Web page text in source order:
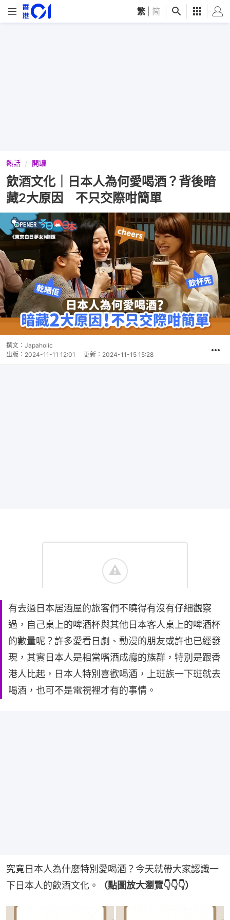
繁 简
熱話 開罐
飲酒文化｜日本人為何愛喝酒？背後暗
藏2大原因 不只交際咁簡單
撰文： Japaholic
出版： 2024-11-11 12:01 更新： 2024-11-15 15:28
有去過日本居酒屋的旅客們不曉得有沒有仔細觀察
過，自己桌上的啤酒杯與其他日本客人桌上的啤酒杯
的數量呢？許多愛看日劇、動漫的朋友或許也已經發
現，其實日本人是相當嗜酒成癮的族群，特別是跟香
港人比起，日本人特別喜歡喝酒，上班族一下班就去
喝酒，也可不是電視裡才有的事情。
究竟日本人為什麼特別愛喝酒？今天就帶大家認識一
下日本人的飲酒文化。
（點圖放大瀏覽👇👇👇）